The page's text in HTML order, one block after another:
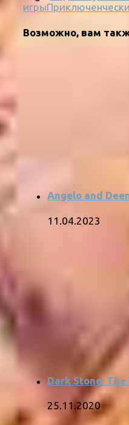
игры
Возможно, вам
Angelo and
11.04.2023
Dark Stone:
25.11.2020